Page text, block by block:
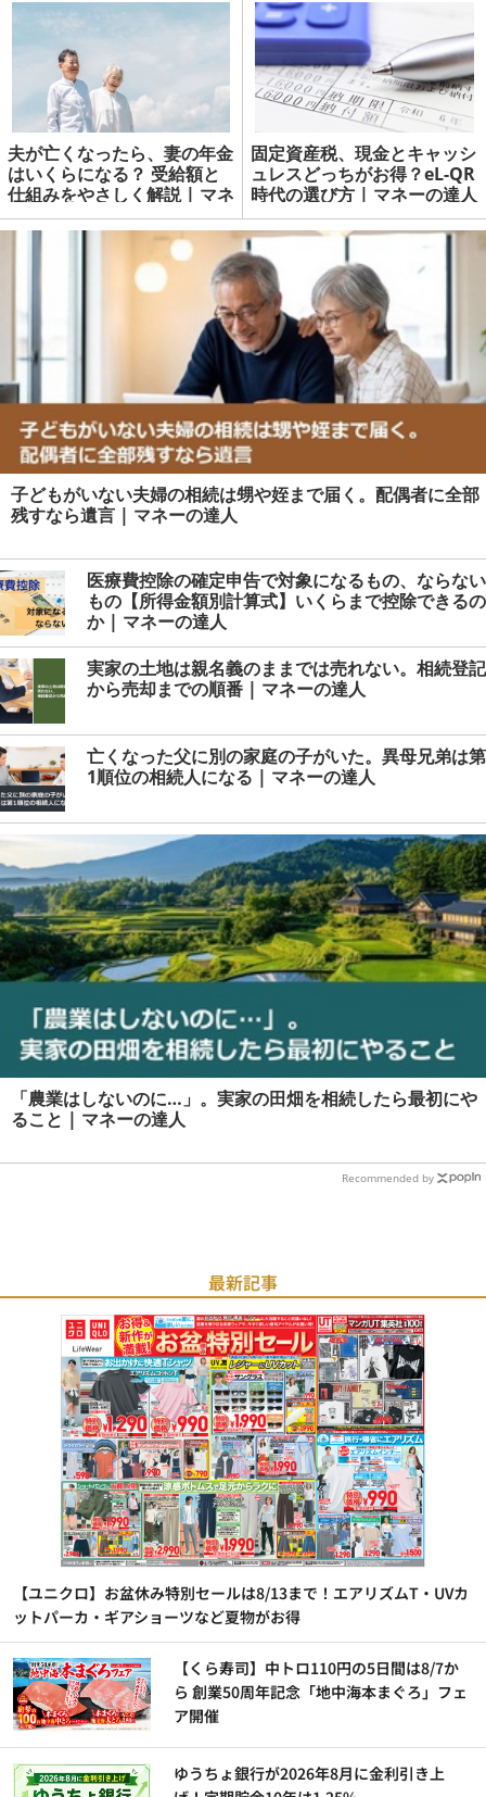
夫が亡くなったら、妻の年金
はいくらになる？ 受給額と
仕組みをやさしく解説 | マネ
ーの達人
固定資産税、現金とキャッシ
ュレスどっちがお得？eL-QR
時代の選び方 | マネーの達人
子どもがいない夫婦の相続は甥や姪まで届く。配偶者に全部
残すなら遺言 | マネーの達人
医療費控除の確定申告で対象になるもの、ならない
もの【所得金額別計算式】いくらまで控除できるの
か | マネーの達人
実家の土地は親名義のままでは売れない。相続登記
から売却までの順番 | マネーの達人
亡くなった父に別の家庭の子がいた。異母兄弟は第
1順位の相続人になる | マネーの達人
「農業はしないのに…」。実家の田畑を相続したら最初にや
ること | マネーの達人
Recommended by
最新記事
【ユニクロ】お盆休み特別セールは8/13まで！エアリズムT・UVカ
ットパーカ・ギアショーツなど夏物がお得
【くら寿司】中トロ110円の5日間は8/7か
ら 創業50周年記念「地中海本まぐろ」フェ
ア開催
ゆうちょ銀行が2026年8月に金利引き上